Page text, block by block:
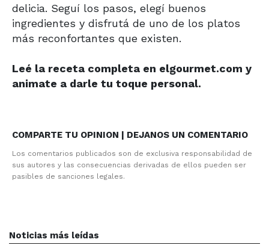
delicia. Seguí los pasos, elegí buenos
ingredientes y disfrutá de uno de los platos
más reconfortantes que existen.
Leé la receta completa en elgourmet.com y
animate a darle tu toque personal.
COMPARTE TU OPINION | DEJANOS UN COMENTARIO
Los comentarios publicados son de exclusiva responsabilidad de
sus autores y las consecuencias derivadas de ellos pueden ser
pasibles de sanciones legales.
Noticias más leídas